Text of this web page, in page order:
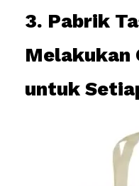
3. Pabrik
Melakukan
untuk